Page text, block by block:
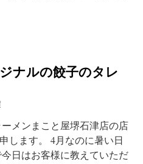
ナルの餃子のタレ
メンまこと屋堺石津店の店
します。 4月なのに暑い日
日はお客様に教えていただ